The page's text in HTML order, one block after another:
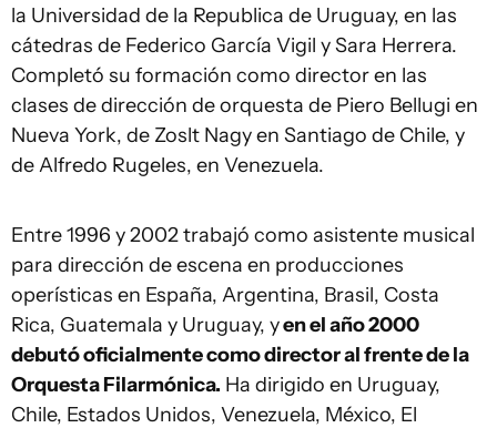
la Universidad de la Republica de Uruguay, en las
cátedras de Federico García Vigil y Sara Herrera.
Completó su formación como director en las
clases de dirección de orquesta de Piero Bellugi en
Nueva York, de Zoslt Nagy en Santiago de Chile, y
de Alfredo Rugeles, en Venezuela.
Entre 1996 y 2002 trabajó como asistente musical
para dirección de escena en producciones
operísticas en España, Argentina, Brasil, Costa
Rica, Guatemala y Uruguay, yen el año 2000
debutó oficialmente como director al frente de la
Orquesta Filarmónica. Ha dirigido en Uruguay,
Chile, Estados Unidos, Venezuela, México, El